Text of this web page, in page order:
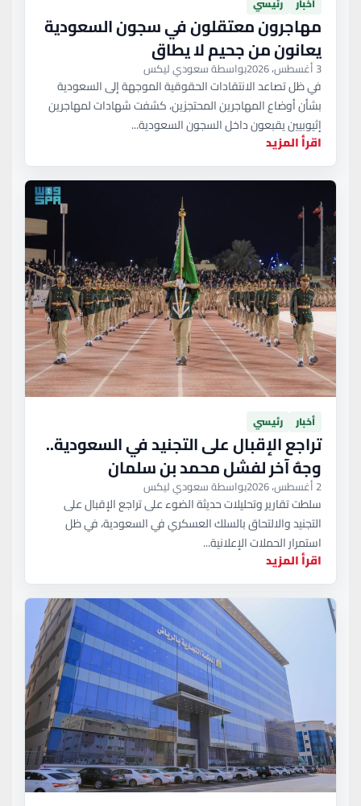
أخبار رئيسي
مهاجرون معتقلون في سجون السعودية
يعانون من جحيم لا يطاق
3 أغسطس، 2026 بواسطة سعودي ليكس
في ظل تصاعد الانتقادات الحقوقية الموجهة إلى السعودية
بشأن أوضاع المهاجرين المحتجزين، كشفت شهادات لمهاجرين
إثيوبيين يقبعون داخل السجون السعودية...
اقرأ المزيد
أخبار رئيسي
تراجع الإقبال على التجنيد في السعودية..
وجهٌ آخر لفشل محمد بن سلمان
2 أغسطس، 2026 بواسطة سعودي ليكس
سلطت تقارير وتحليلات حديثة الضوء على تراجع الإقبال على
التجنيد والالتحاق بالسلك العسكري في السعودية، في ظل
استمرار الحملات الإعلانية...
اقرأ المزيد